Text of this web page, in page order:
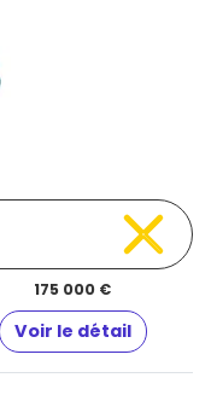
175 000 €
Voir le détail